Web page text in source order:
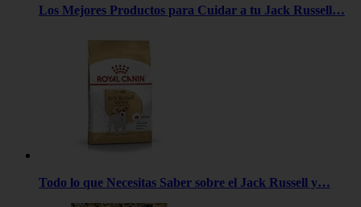
Los Mejores Productos para Cuidar a tu Jack Russell…
Todo lo que Necesitas Saber sobre el Jack Russell y…